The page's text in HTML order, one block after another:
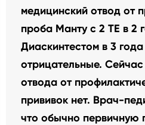
медицинский отвод от
проба Манту с 2 ТЕ в 2
Диаскинтестом в 3
отрицательные.
отвода от
прививок нет. Врач-
что обычно первичную